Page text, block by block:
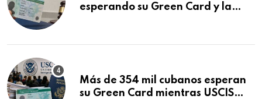
esperando su Green Card y la
Más de 354 mil cubanos esperan
su Green Card mientras USCIS